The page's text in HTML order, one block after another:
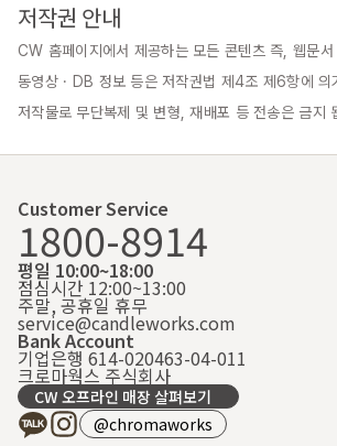
저작권 안내
CW 홈페이지에서 제공하는 모든 콘텐츠 즉, 웹문서
동영상 · DB 정보 등은 저작권법 제4조 제6항에 의
저작물로 무단복제 및 변형, 재배포 등 전송은 금지
Customer Service
1800-8914
평일 10:00~18:00
점심시간 12:00~13:00
주말, 공휴일 휴무
service@candleworks.com
Bank Account
기업은행 614-020463-04-011
크로마웍스 주식회사
CW 오프라인 매장 살펴보기
@chromaworks